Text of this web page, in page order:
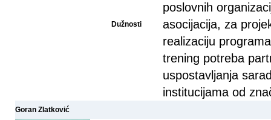
Dužnosti
poslovnih
asocijacija, za
realizaciju
trening potreba
uspostavljanja
institucijama od
Goran Zlatković